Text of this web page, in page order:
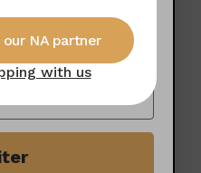
NA partner
with us
gut ankommt: